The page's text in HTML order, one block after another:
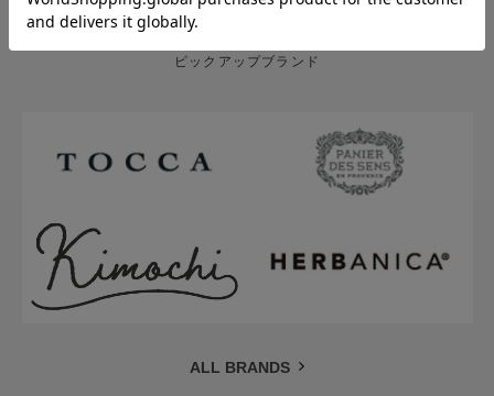
PICK UP BRAND
ピックアップブランド
ALL BRANDS